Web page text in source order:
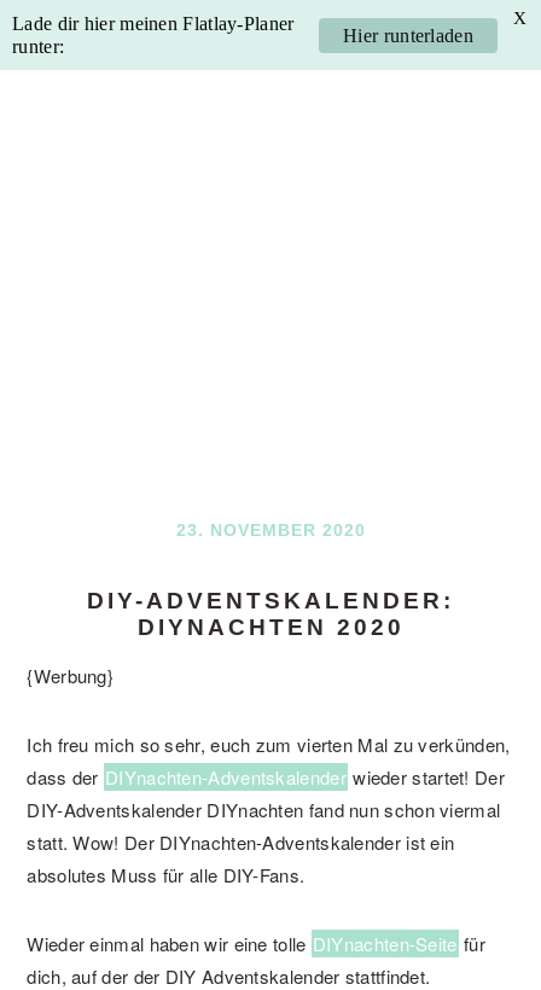
Skip
Skip
Skip
Skip
23. NOVEMBER 2020
DIY-ADVENTSKALENDER:
DIYNACHTEN 2020
{Werbung}
Ich freu mich so sehr, euch zum vierten Mal zu verkünden,
dass der DIYnachten-Adventskalender wieder startet! Der
DIY-Adventskalender DIYnachten fand nun schon viermal
statt. Wow! Der DIYnachten-Adventskalender ist ein
absolutes Muss für alle DIY-Fans.
Wieder einmal haben wir eine tolle DIYnachten-Seite für
dich, auf der der DIY Adventskalender stattfindet.
Lade dir hier meinen Flatlay-Planer
runter:
Hier runterladen
X